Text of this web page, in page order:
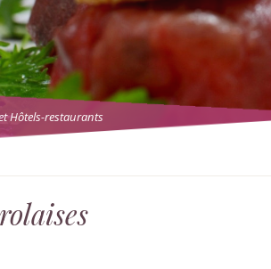
Hôtels-restaurants